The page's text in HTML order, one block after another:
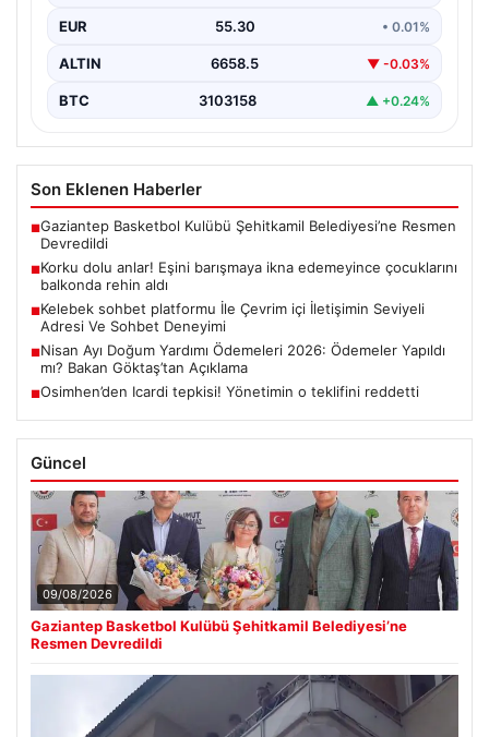
EUR 55.30 • 0.01%
ALTIN 6658.5 ▼ -0.03%
BTC 3103158 ▲ +0.24%
Son Eklenen Haberler
■Gaziantep Basketbol Kulübü Şehitkamil Belediyesi’ne Resmen
Devredildi
■Korku dolu anlar! Eşini barışmaya ikna edemeyince çocuklarını
balkonda rehin aldı
■Kelebek sohbet platformu İle Çevrim içi İletişimin Seviyeli
Adresi Ve Sohbet Deneyimi
■Nisan Ayı Doğum Yardımı Ödemeleri 2026: Ödemeler Yapıldı
mı? Bakan Göktaş’tan Açıklama
■Osimhen’den Icardi tepkisi! Yönetimin o teklifini reddetti
Güncel
09/08/2026
Gaziantep Basketbol Kulübü Şehitkamil Belediyesi’ne
Resmen Devredildi